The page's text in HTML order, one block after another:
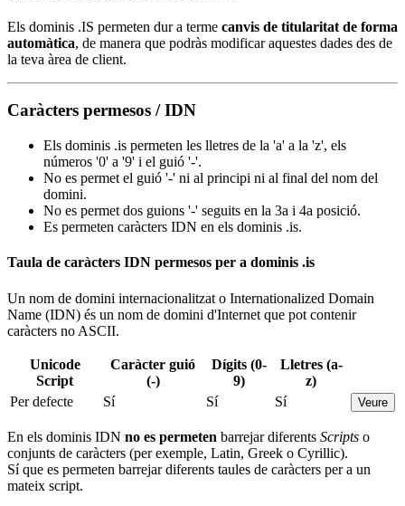
Els dominis .IS permeten dur a terme canvis de titularitat de forma
automàtica, de manera que podràs modificar aquestes dades des de
la teva àrea de client.
Caràcters permesos / IDN
Els dominis .is permeten les lletres de la 'a' a la 'z', els
números '0' a '9' i el guió '-'.
No es permet el guió '-' ni al principi ni al final del nom del
domini.
No es permet dos guions '-' seguits en la 3a i 4a posició.
Es permeten caràcters IDN en els dominis .is.
Taula de caràcters IDN permesos per a dominis .is
Un nom de domini internacionalitzat o Internationalized Domain
Name (IDN) és un nom de domini d'Internet que pot contenir
caràcters no ASCII.
Unicode
Script
Caràcter guió
(-)
Dígits (0-
9)
Lletres (a-
z)
Per defecte
Sí Sí Sí Veure
En els dominis IDN no es permeten barrejar diferents Scripts o
conjunts de caràcters (per exemple, Latin, Greek o Cyrillic).
Sí que es permeten barrejar diferents taules de caràcters per a un
mateix script.